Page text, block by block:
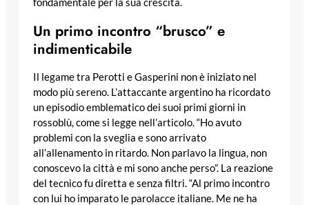
Un primo incontro “brusco” e
indimenticabile
Il legame tra Perotti e Gasperini non è iniziato nel
modo più sereno. L’attaccante argentino ha ricordato
un episodio emblematico dei suoi primi giorni in
rossoblù, come si legge nell’articolo. “Ho avuto
problemi con la sveglia e sono arrivato
all’allenamento in ritardo. Non parlavo la lingua, non
conoscevo la città e mi sono anche perso”. La reazione
del tecnico fu diretta e senza filtri. “Al primo incontro
con lui ho imparato le parolacce italiane. Me ne ha